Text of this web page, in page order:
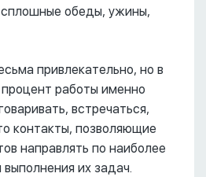
обеды, ужины,
привлекательно, но в
работы именно
встречаться,
контакты, позволяющие
направлять по наиболее
их задач.